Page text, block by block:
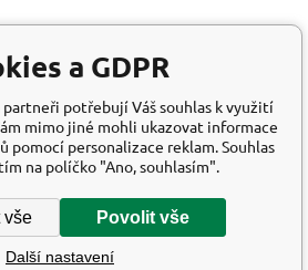
a GDPR
potřebují Váš souhlas k využití
mimo jiné mohli ukazovat informace
pomocí personalizace reklam. Souhlas
na políčko "Ano, souhlasím".
vše Povolit vše
Další nastavení